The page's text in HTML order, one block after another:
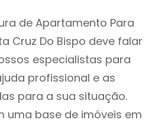
de Apartamento Para
Cruz Do Bispo deve falar
especialistas para
profissional e as
para a sua situação.
uma base de imóveis em